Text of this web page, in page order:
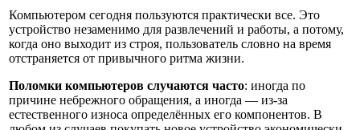
Компьютером сегодня пользуются практически все. Это
устройство незаменимо для развлечений и работы, а потому,
когда оно выходит из строя, пользователь словно на время
отстраняется от привычного ритма жизни.
Поломки компьютеров случаются часто: иногда по
причине небрежного обращения, а иногда — из-за
естественного износа определённых его компонентов. В